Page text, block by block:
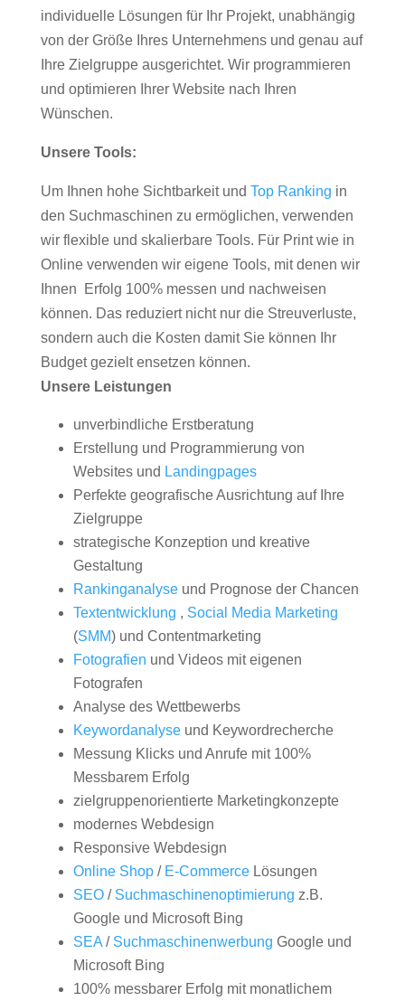
individuelle Lösungen für Ihr Projekt, unabhängig
von der Größe Ihres Unternehmens und genau auf
Ihre Zielgruppe ausgerichtet. Wir programmieren
und optimieren Ihrer Website nach Ihren
Wünschen.
Unsere Tools:
Um Ihnen hohe Sichtbarkeit und Top Ranking in
den Suchmaschinen zu ermöglichen, verwenden
wir flexible und skalierbare Tools. Für Print wie in
Online verwenden wir eigene Tools, mit denen wir
Ihnen Erfolg 100% messen und nachweisen
können. Das reduziert nicht nur die Streuverluste,
sondern auch die Kosten damit Sie können Ihr
Budget gezielt ensetzen können.
Unsere Leistungen
unverbindliche Erstberatung
Erstellung und Programmierung von
Websites und Landingpages
Perfekte geografische Ausrichtung auf Ihre
Zielgruppe
strategische Konzeption und kreative
Gestaltung
Rankinganalyseund Prognose der Chancen
Textentwicklung , Social Media Marketing
(SMM) und Contentmarketing
Fotografien und Videos mit eigenen
Fotografen
Analyse des Wettbewerbs
Keywordanalyseund Keywordrecherche
Messung Klicks und Anrufe mit 100%
Messbarem Erfolg
zielgruppenorientierte Marketingkonzepte
modernes Webdesign
Responsive Webdesign
Online Shop/ E-CommerceLösungen
SEO/ Suchmaschinenoptimierung z.B.
Google und Microsoft Bing
SEA/ Suchmaschinenwerbung Google und
Microsoft Bing
100% messbarer Erfolg mit monatlichem